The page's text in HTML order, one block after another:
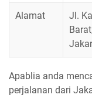
Alamat
Jl.
Apablia anda
perjalanan dari